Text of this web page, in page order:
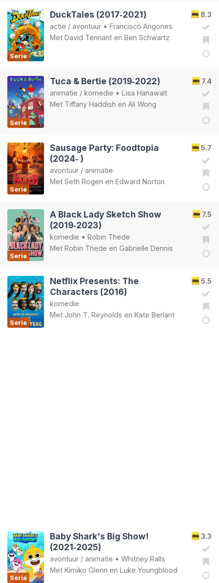
Serie
8.3
DuckTales (2017‑2021)
actie / avontuur • Francisco Angones
Met David Tennant en Ben Schwartz
Serie
7.4
Tuca & Bertie (2019‑2022)
animatie / komedie • Lisa Hanawalt
Met Tiffany Haddish en Ali Wong
Serie
5.7
Sausage Party: Foodtopia
(2024‑ )
avontuur / animatie
Met Seth Rogen en Edward Norton
Serie
7.5
A Black Lady Sketch Show
(2019‑2023)
komedie • Robin Thede
Met Robin Thede en Gabrielle Dennis
Serie
5.5
Netflix Presents: The
Characters (2016)
komedie
Met John T. Reynolds en Kate Berlant
Serie
3.3
Baby Shark's Big Show!
(2021‑2025)
avontuur / animatie • Whitney Ralls
Met Kimiko Glenn en Luke Youngblood